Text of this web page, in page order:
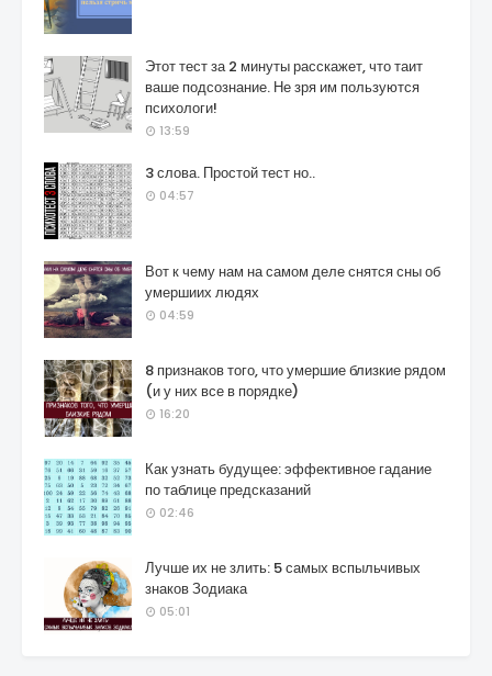
Этот тест за 2 минуты расскажет, что таит
ваше подсознание. Не зря им пользуются
психологи!
13:59
3 слова. Простой тест но..
04:57
Вот к чему нам на самом деле снятся сны об
умершиих людях
04:59
8 признаков того, что умершие близкие рядом
(и у них все в порядке)
16:20
Как узнать будущее: эффективное гадание
по таблице предсказаний
02:46
Лучше их не злить: 5 самых вспыльчивых
знаков Зодиака
05:01